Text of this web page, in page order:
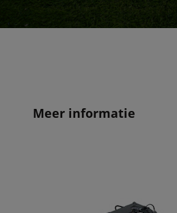
Meer informatie